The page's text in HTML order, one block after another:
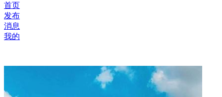
首页
发布
消息
我的